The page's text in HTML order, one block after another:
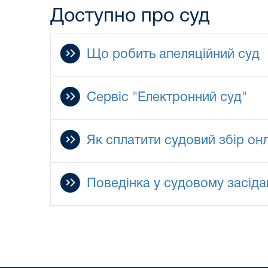
Доступно про суд
Що робить апеляційний суд
Сервіс "Електронний суд"
Як сплатити судовий збір
Поведінка у судовому